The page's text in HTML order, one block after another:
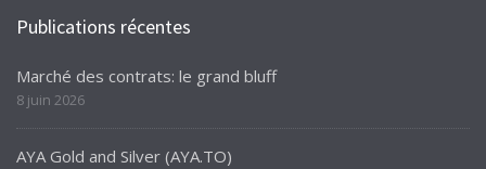
Publications récentes
Marché des contrats: le grand bluff
8 juin 2026
AYA Gold and Silver (AYA.TO)